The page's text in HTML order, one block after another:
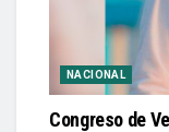
NACIONAL
Congreso de